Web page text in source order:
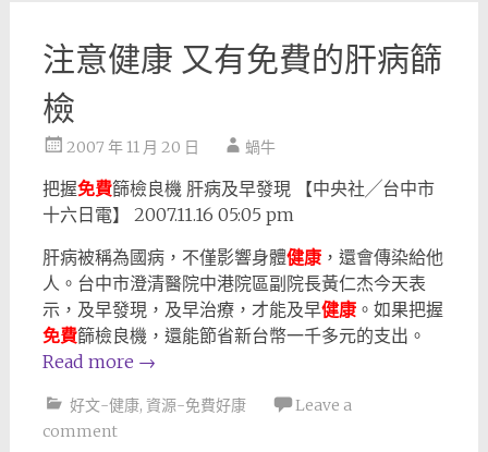
注意健康 又有免費的肝病篩
檢
2007 年 11 月 20 日 蝸牛
把握免費篩檢良機 肝病及早發現 【中央社╱台中市
十六日電】 2007.11.16 05:05 pm
肝病被稱為國病，不僅影響身體健康，還會傳染給他
人。台中市澄清醫院中港院區副院長黃仁杰今天表
示，及早發現，及早治療，才能及早健康。如果把握
免費篩檢良機，還能節省新台幣一千多元的支出。
Read more →
好文-健康, 資源-免費好康
Leave a
comment